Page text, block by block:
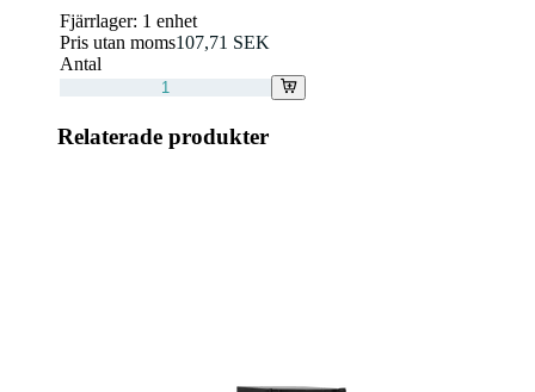
Fjärrlager: 1 enhet
Pris utan moms107,71 SEK
Antal
Relaterade produkter